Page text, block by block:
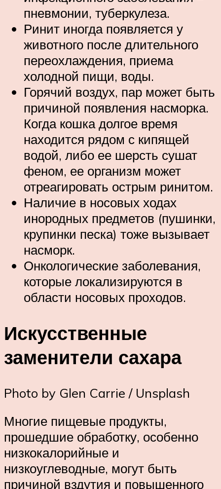
пневмонии, туберкулеза.
Ринит иногда появляется у
животного после длительного
переохлаждения, приема
холодной пищи, воды.
Горячий воздух, пар может быть
причиной появления насморка.
Когда кошка долгое время
находится рядом с кипящей
водой, либо ее шерсть сушат
феном, ее организм может
отреагировать острым ринитом.
Наличие в носовых ходах
инородных предметов (пушинки,
крупинки песка) тоже вызывает
насморк.
Онкологические заболевания,
которые локализируются в
области носовых проходов.
Искусственные
заменители сахара
Photo by Glen Carrie / Unsplash
Многие пищевые продукты,
прошедшие обработку, особенно
низкокалорийные и
низкоуглеводные, могут быть
причиной вздутия и повышенного